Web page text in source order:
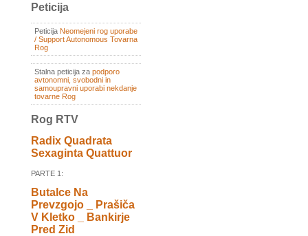
Peticija
Peticija Neomejeni rog uporabe
/ Support Autonomous Tovarna
Rog
Stalna peticija za podporo
avtonomni, svobodni in
samoupravni uporabi nekdanje
tovarne Rog
Rog RTV
Radix Quadrata
Sexaginta Quattuor
PARTE 1:
Butalce Na
Prevzgojo _ Prašiča
V Kletko _ Bankirje
Pred Zid